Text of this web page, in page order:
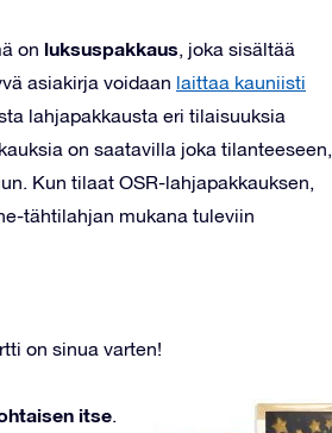
on luksuspakkaus, joka sisältää
asiakirja voidaan laittaa kauniisti
lahjapakkausta eri tilaisuuksia
on saatavilla joka tilanteeseen,
Kun tilaat OSR-lahjapakkauksen,
tähtilahjan mukana tuleviin
on sinua varten!
itse.